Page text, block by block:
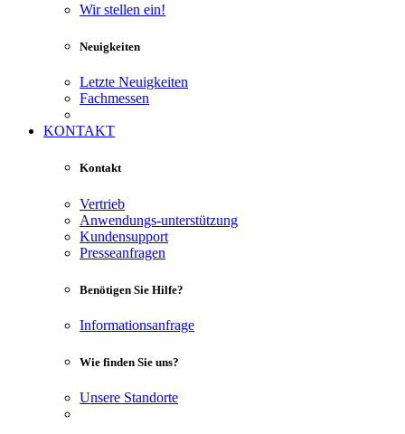
Wir stellen ein!
Neuigkeiten
Letzte Neuigkeiten
Fachmessen
KONTAKT
Kontakt
Vertrieb
Anwendungs-unterstützung
Kundensupport
Presseanfragen
Benötigen Sie Hilfe?
Informationsanfrage
Wie finden Sie uns?
Unsere Standorte